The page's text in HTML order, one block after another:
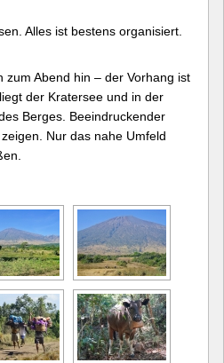
Alles ist bestens organisiert.
zum Abend hin – der Vorhang ist
der Kratersee und in der
Berges. Beeindruckender
Nur das nahe Umfeld